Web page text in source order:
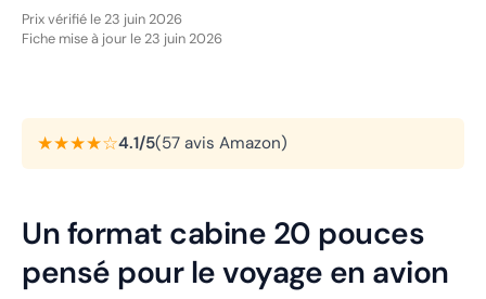
Prix vérifié le 23 juin 2026
Fiche mise à jour le 23 juin 2026
★★★★☆4.1/5(57 avis Amazon)
Un format cabine 20 pouces
pensé pour le voyage en avion